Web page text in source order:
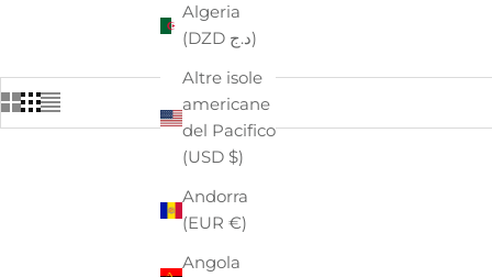
Algeria
(DZD د.ج)
Altre isole
americane
del Pacifico
(USD $)
Andorra
(EUR €)
Angola